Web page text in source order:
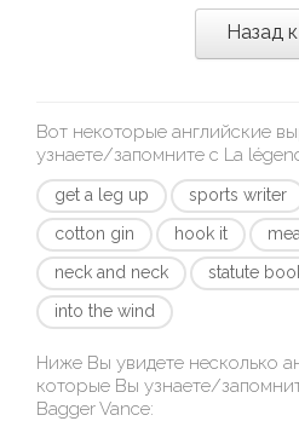
Назад
Вот некоторые английские
узнаете/запомните с La
get a leg up sports writer
cotton gin
hook it
neck and neck
statute
into the wind
Ниже Вы увидете несколько
которые Вы узнаете/
Bagger Vance: